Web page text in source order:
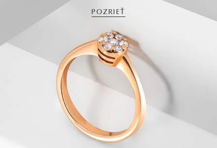
POZRIEŤ